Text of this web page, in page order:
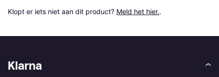
Klopt er iets niet aan dit product? Meld het hier..
Klarna